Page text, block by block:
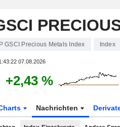
GSCI Precious Metals Index Index
07.08.2026
+2,43 %
Nachrichten